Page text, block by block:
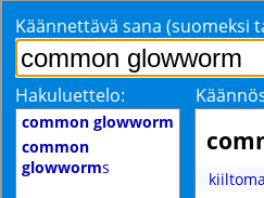
Käännettävä sana (suomeksi
Hakuluettelo:
common glowworm
common
glowworms